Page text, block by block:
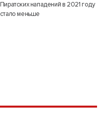
Пиратских нападений в 2021 году
стало меньше